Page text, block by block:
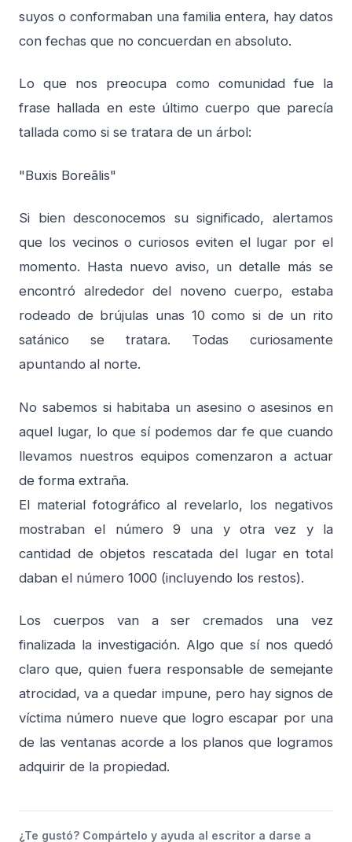
suyos o conformaban una familia entera, hay datos
con fechas que no concuerdan en absoluto.
Lo que nos preocupa como comunidad fue la
frase hallada en este último cuerpo que parecía
tallada como si se tratara de un árbol:
"Buxis Boreālis"
Si bien desconocemos su significado, alertamos
que los vecinos o curiosos eviten el lugar por el
momento. Hasta nuevo aviso, un detalle más se
encontró alrededor del noveno cuerpo, estaba
rodeado de brújulas unas 10 como si de un rito
satánico se tratara. Todas curiosamente
apuntando al norte.
No sabemos si habitaba un asesino o asesinos en
aquel lugar, lo que sí podemos dar fe que cuando
llevamos nuestros equipos comenzaron a actuar
de forma extraña.
El material fotográfico al revelarlo, los negativos
mostraban el número 9 una y otra vez y la
cantidad de objetos rescatada del lugar en total
daban el número 1000 (incluyendo los restos).
Los cuerpos van a ser cremados una vez
finalizada la investigación. Algo que sí nos quedó
claro que, quien fuera responsable de semejante
atrocidad, va a quedar impune, pero hay signos de
víctima número nueve que logro escapar por una
de las ventanas acorde a los planos que logramos
adquirir de la propiedad.
¿Te gustó? Compártelo y ayuda al escritor a darse a